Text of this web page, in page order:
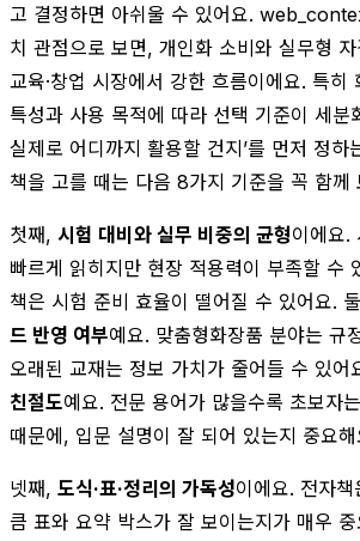
고 결정하면 아쉬울 수 있어요.
치 관점으로 보면, 개인화 소비와 실무형
교육·창업 시장에서 강한 흐름이에요. 특히
특성과 사용 목적에 따라 선택 기준이 세분
실제로 어디까지 활용할 건지’를 먼저 정하
책을 고를 때는 다음 8가지 기준을 꼭 함께
첫째, 시험 대비와 실무 비중의 균형이에요.
빠르게 읽히지만 현장 적용력이 부족할 수
책은 시험 준비 효율이 떨어질 수 있어요.
드 반영 여부예요. 맞춤형화장품 분야는 규
오래된 교재는 정보 가치가 줄어들 수 있어
친절도예요. 전문 용어가 많을수록 초보자
때문에, 입문 설명이 잘 되어 있는지 중요해
넷째, 도식·표·정리의 가독성이에요. 전자
큼 표와 요약 박스가 잘 보이는지가 매우